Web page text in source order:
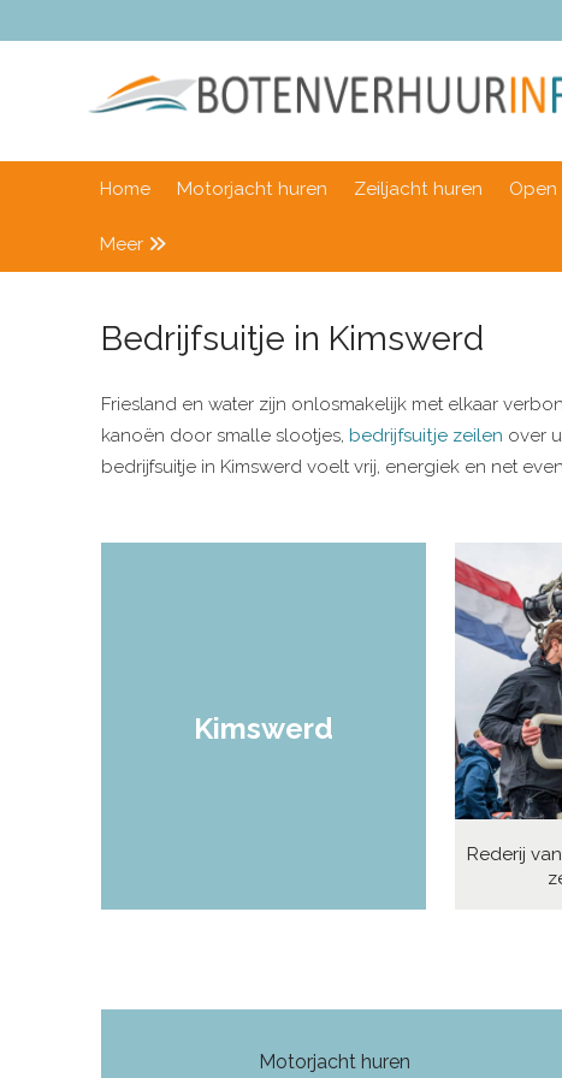
Home Motorjacht huren Zeiljacht huren
Meer
Bedrijfsuitje in Kimswerd
Friesland en water zijn onlosmakelijk met elkaar
kanoën door smalle slootjes, bedrijfsuitje zeilen over
bedrijfsuitje in Kimswerd voelt vrij, energiek en net
Kimswerd
Rederij
Motorjacht huren